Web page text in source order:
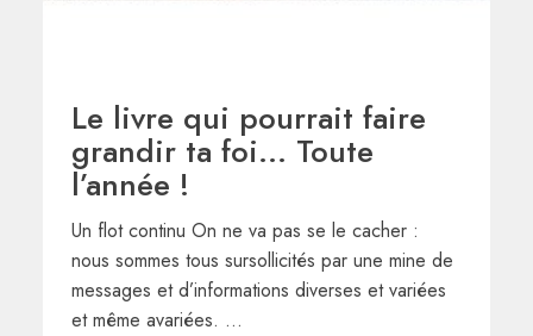
Le livre qui pourrait faire
grandir ta foi… Toute
l’année !
Un flot continu On ne va pas se le cacher :
nous sommes tous sursollicités par une mine de
messages et d’informations diverses et variées
et même avariées. …